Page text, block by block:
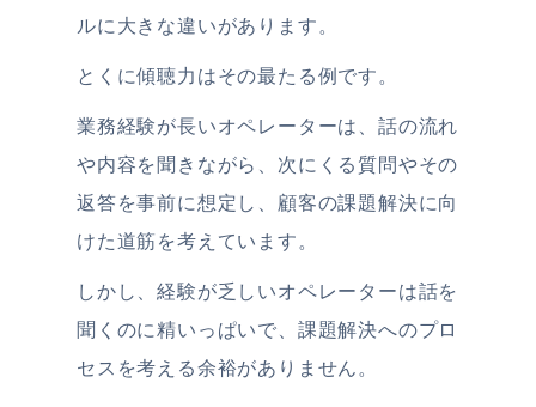
ルに大きな違いがあります。
とくに傾聴力はその最たる例です。
業務経験が長いオペレーターは、話の流れ
や内容を聞きながら、次にくる質問やその
返答を事前に想定し、顧客の課題解決に向
けた道筋を考えています。
しかし、経験が乏しいオペレーターは話を
聞くのに精いっぱいで、課題解決へのプロ
セスを考える余裕がありません。